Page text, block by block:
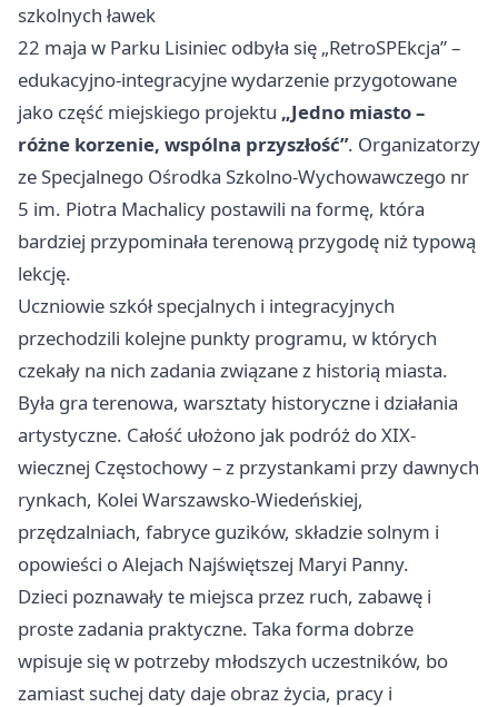
szkolnych ławek
22 maja w Parku Lisiniec odbyła się „RetroSPEkcja” –
edukacyjno-integracyjne wydarzenie przygotowane
jako część miejskiego projektu „Jedno miasto –
różne korzenie, wspólna przyszłość”. Organizatorzy
ze Specjalnego Ośrodka Szkolno-Wychowawczego nr
5 im. Piotra Machalicy postawili na formę, która
bardziej przypominała terenową przygodę niż typową
lekcję.
Uczniowie szkół specjalnych i integracyjnych
przechodzili kolejne punkty programu, w których
czekały na nich zadania związane z historią miasta.
Była gra terenowa, warsztaty historyczne i działania
artystyczne. Całość ułożono jak podróż do XIX-
wiecznej Częstochowy – z przystankami przy dawnych
rynkach, Kolei Warszawsko-Wiedeńskiej,
przędzalniach, fabryce guzików, składzie solnym i
opowieści o Alejach Najświętszej Maryi Panny.
Dzieci poznawały te miejsca przez ruch, zabawę i
proste zadania praktyczne. Taka forma dobrze
wpisuje się w potrzeby młodszych uczestników, bo
zamiast suchej daty daje obraz życia, pracy i